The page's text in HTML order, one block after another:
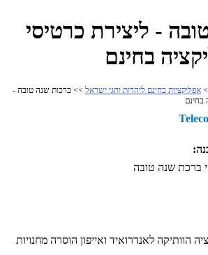
- ליצירת כרטיסי
בחינם
אפליקציות בחינם ליהדות וחגי ישראל >> ברכות שנה טובה -
בחינם
ברכת שנה טובה
הוותיקה לאנדרואיד ואייפון הוסרה מחנויות